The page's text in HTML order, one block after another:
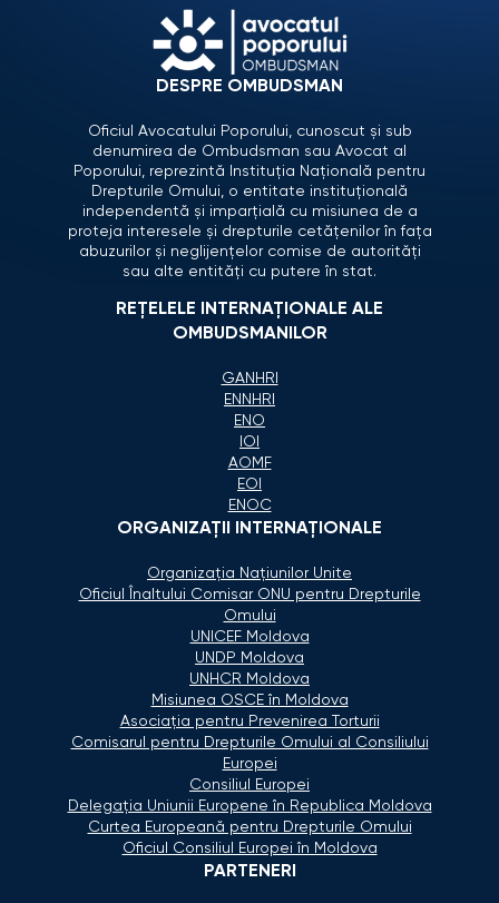
DESPRE OMBUDSMAN
Oficiul Avocatului Poporului, cunoscut și sub
denumirea de Ombudsman sau Avocat al
Poporului, reprezintă Instituția Națională pentru
Drepturile Omului, o entitate instituțională
independentă și imparțială cu misiunea de a
proteja interesele și drepturile cetățenilor în fața
abuzurilor și neglijențelor comise de autorități
sau alte entități cu putere în stat.
REȚELELE INTERNAȚIONALE ALE
OMBUDSMANILOR
GANHRI
ENNHRI
ENO
IOI
AOMF
EOI
ENOC
ORGANIZAŢII INTERNAŢIONALE
Organizaţia Naţiunilor Unite
Oficiul Înaltului Comisar ONU pentru Drepturile
Omului
UNICEF Moldova
UNDP Moldova
UNHCR Moldova
Misiunea OSCE în Moldova
Asociaţia pentru Prevenirea Torturii
Comisarul pentru Drepturile Omului al Consiliului
Europei
Consiliul Europei
Delegaţia Uniunii Europene în Republica Moldova
Curtea Europeană pentru Drepturile Omului
Oficiul Consiliul Europei în Moldova
PARTENERI